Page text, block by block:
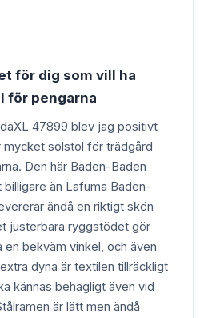
för dig som vill ha
för pengarna
47899 blev jag positivt
mycket solstol för trädgård
Den här Baden-Baden
än Lafuma Baden-
ändå en riktigt skön
justerbara ryggstödet gör
bekväm vinkel, och även
dyna är textilen tillräckligt
kännas behagligt även vid
är lätt men ändå